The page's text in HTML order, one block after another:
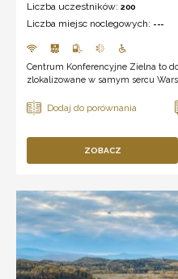
Liczba uczestników: 200
Liczba miejsc noclegowych: ---
Centrum Konferencyjne Zielna to
zlokalizowane w samym sercu
ZOBACZ